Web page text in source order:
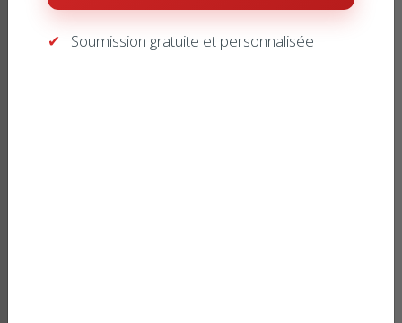
Soumission gratuite et personnalisée